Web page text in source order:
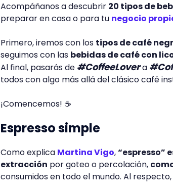
Acompáñanos a descubrir 20 tipos de
preparar en casa o para tu negocio
Primero, iremos con los tipos de café
seguimos con las bebidas de café con
Al final, pasarás de #CoffeeLovera
todos con algo más allá del clásico café
¡Comencemos! ☕
Espresso simple
Como explica Martina Vigo,“espresso”
extracción por goteo o percolación,
consumidos en todo el mundo. Al